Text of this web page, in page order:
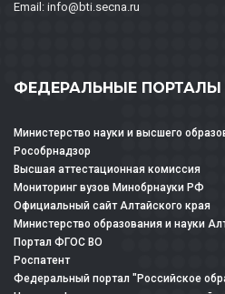
Email: info@bti.secna.ru
ФЕДЕРАЛЬНЫЕ ПОРТАЛЫ
Министерство науки и высшего
Рособрнадзор
Высшая аттестационная комиссия
Мониторинг вузов Минобрнауки РФ
Официальный сайт Алтайского края
Министерство образования и науки
Портал ФГОС ВО
Роспатент
Федеральный портал "Российское